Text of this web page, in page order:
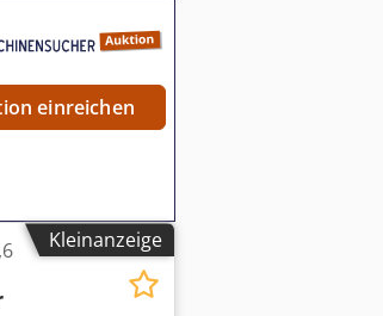
einreichen
Kleinanzeige